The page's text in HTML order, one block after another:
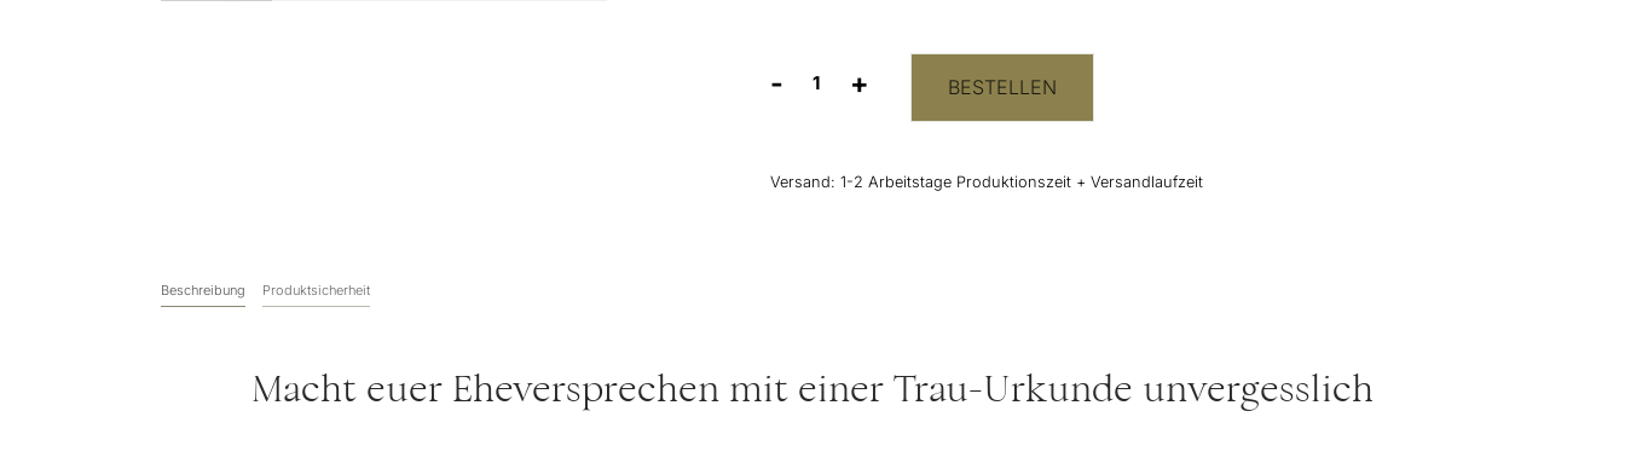
-
Hochzeitsurkunde
+ BESTELLEN
Versand:1-2 Arbeitstage Produktionszeit + Versandlaufzeit
Beschreibung Produktsicherheit
Macht euer Eheversprechen mit einer Trau-Urkunde unvergesslich